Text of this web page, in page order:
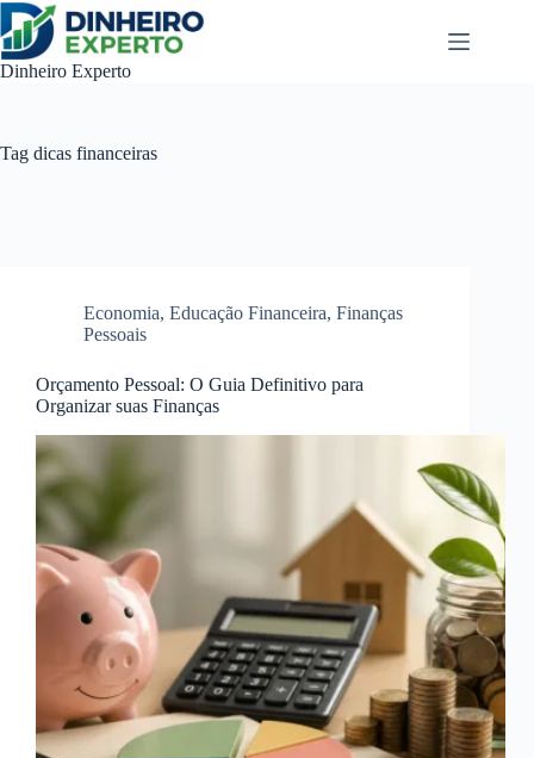
Pular
para
o
conteúdo
Dinheiro Experto
Tag dicas financeiras
Economia, Educação Financeira, Finanças
Pessoais
Orçamento Pessoal: O Guia Definitivo para
Organizar suas Finanças